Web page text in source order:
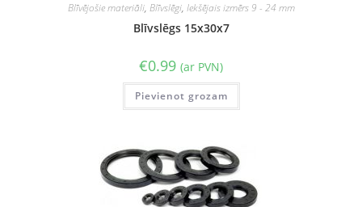
Blīvējošie materiāli, Blīvslēgi, Iekšējais izmērs 9 - 24 mm
Blīvslēgs 15x30x7
€0.99 (ar PVN)
Pievienot grozam